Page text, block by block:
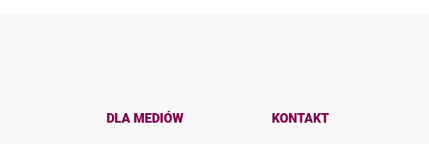
DLA MEDIÓW KONTAKT